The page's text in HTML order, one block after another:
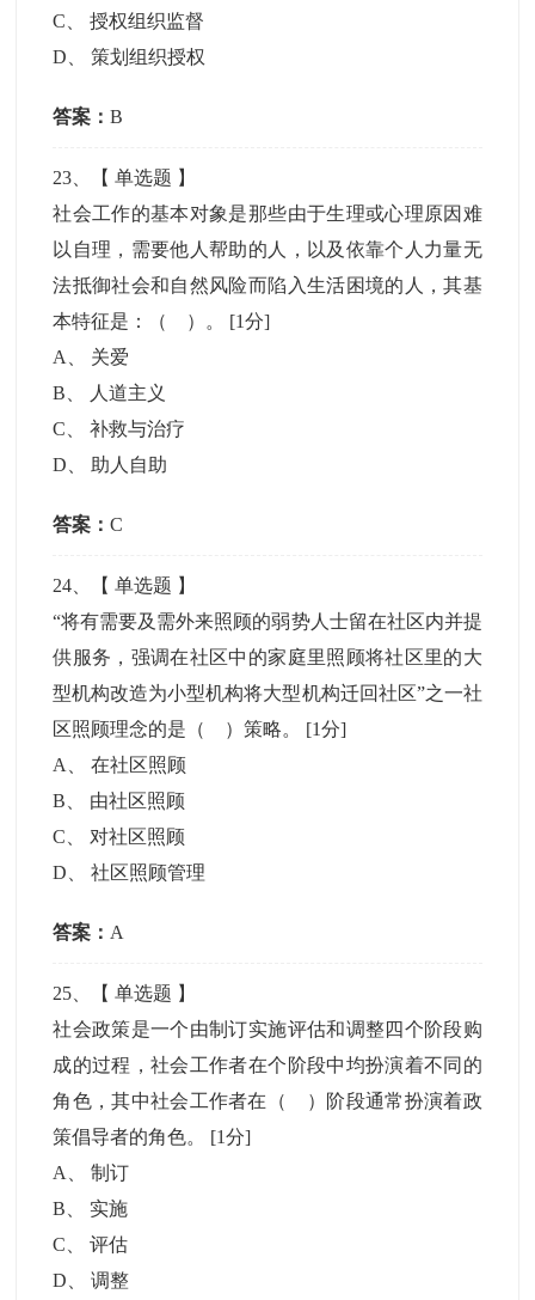
C 、授权组织监督
D 、策划组织授权
答案：B
23 、【单选题 】
社会工作的基本对象是那些由于生理或心理原因难
以自理，需要他人帮助的人，以及依靠个人力量无
法抵御社会和自然风险而陷入生活困境的人，其基
本特征是：（ ）。 [1分]
A
关爱
B
人道主义
C 、补救与治疗
D
助人自助
答案：C
24 、【单选题 】
“将有需要及需外来照顾的弱势人士留在社区内并提
供服务，强调在社区中的家庭里照顾将社区里的大
型机构改造为小型机构将大型机构迁回社区”之一社
区照顾理念的是（ ）策略。 [1分]
A
、在社区照顾
B
由社区照顾
C
对社区照顾
D 、社区照顾管理
答案： A
25 、【单选题 】
社会政策是一个由制订实施评估和调整四个阶段购
成的过程，社会工作者在个阶段中均扮演着不同的
角色，其中社会工作者在（ ）阶段通常扮演着政
策倡导者的角色。 [1分]
A
、制订
B
实施
C 、评估
D 、调整